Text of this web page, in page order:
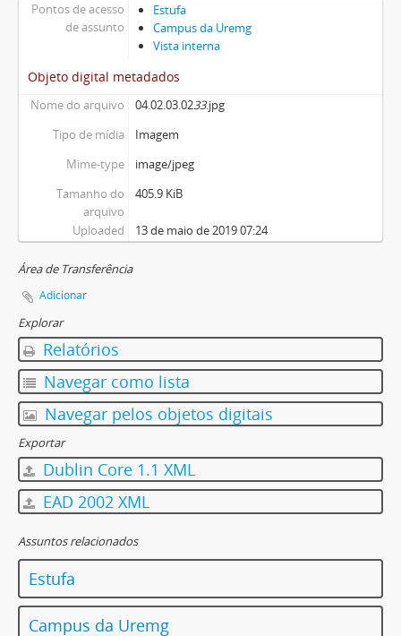
Pontos de acesso
de assunto
Estufa
Campus da Uremg
Vista interna
Objeto digital metadados
Nome do arquivo 04.02.03.0233.jpg
Tipo de mídia
Imagem
Mime-type
image/jpeg
Tamanho do
arquivo
405.9 KiB
Uploaded 13 de maio de 2019 07:24
Área de Transferência
Adicionar
Explorar
Relatórios
Navegar como lista
Navegar pelos objetos digitais
Exportar
Dublin Core 1.1 XML
EAD 2002 XML
Assuntos relacionados
Estufa
Campus da Uremg